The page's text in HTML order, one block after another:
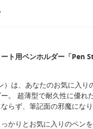
ト用ペンホルダー「Pen
は、あなたのお気に入り
。 超薄型で耐久性に優れ
らず、筆記面の邪魔になり
かりとお気に入りのペン